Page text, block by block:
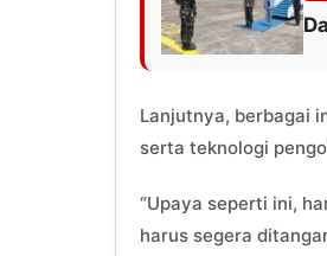
Lanjutnya, berbagai
serta teknologi
“Upaya seperti ini,
harus segera